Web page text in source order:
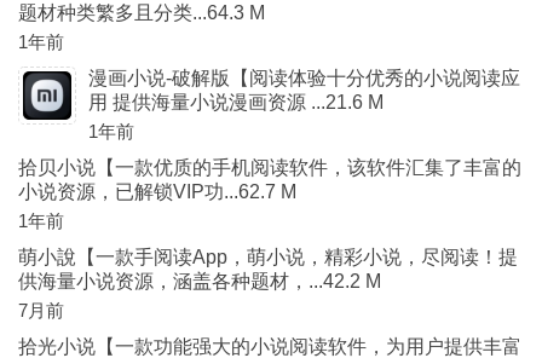
题材种类繁多且分类...64.3 M
1年前
漫画小说-破解版【阅读体验十分优秀的小说阅读应
用 提供海量小说漫画资源 ...21.6 M
1年前
拾贝小说【一款优质的手机阅读软件，该软件汇集了丰富的
小说资源，已解锁VIP功...62.7 M
1年前
萌小說【一款手阅读App，萌小说，精彩小说，尽阅读！提
供海量小说资源，涵盖各种题材，...42.2 M
7月前
拾光小说【一款功能强大的小说阅读软件，为用户提供丰富